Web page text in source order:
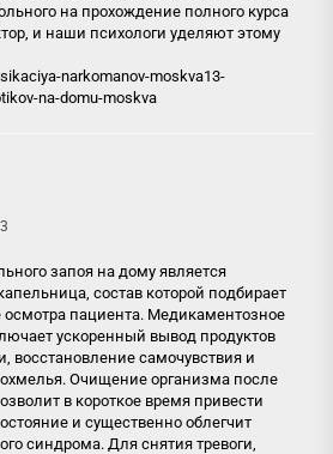
на прохождение полного курса
и наши психологи уделяют этому
narkomanov-moskva13-
na-domu-moskva
запоя на дому является
состав которой подбирает
пациента. Медикаментозное
ускоренный вывод продуктов
восстановление самочувствия и
Очищение организма после
в короткое время привести
и существенно облегчит
синдрома. Для снятия тревоги,